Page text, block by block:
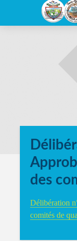
des
Délibération
comités de